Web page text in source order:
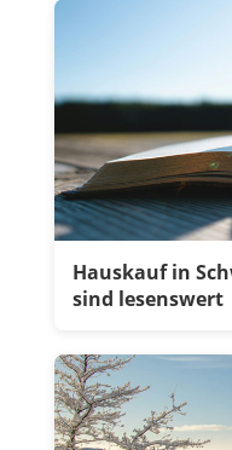
Hauskauf in
sind lesenswert